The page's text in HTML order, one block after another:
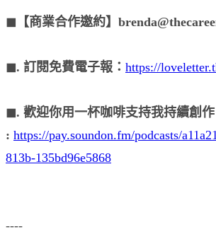
◼︎【商業合作邀約】
◼︎. 訂閱免費電子報： https://
◼︎. 歡迎你用一杯咖啡支持我持續創作
: https://pay.soundon.fm/podcasts/
813b-135bd96e5868
----